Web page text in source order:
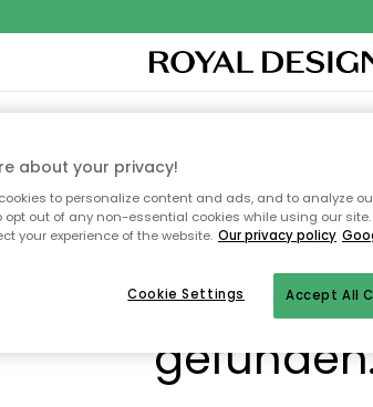
INNENEINRICHTUNGTEXTILIEN & TEPPICHEKÜCHE
die Seite
about your privacy!
to personalize content and ads, and to analyze
opt out of any non-essential cookies while using our
your experience of the website. Our privacy policy
Accept All
Cookie Settings